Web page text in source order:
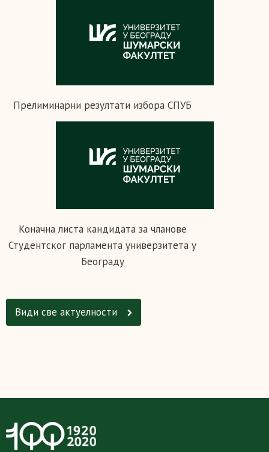
Прелиминарни резултати избора СПУБ
Коначна листа кандидата за чланове
Студентског парламента универзитета у
Београду
Види све актуелности